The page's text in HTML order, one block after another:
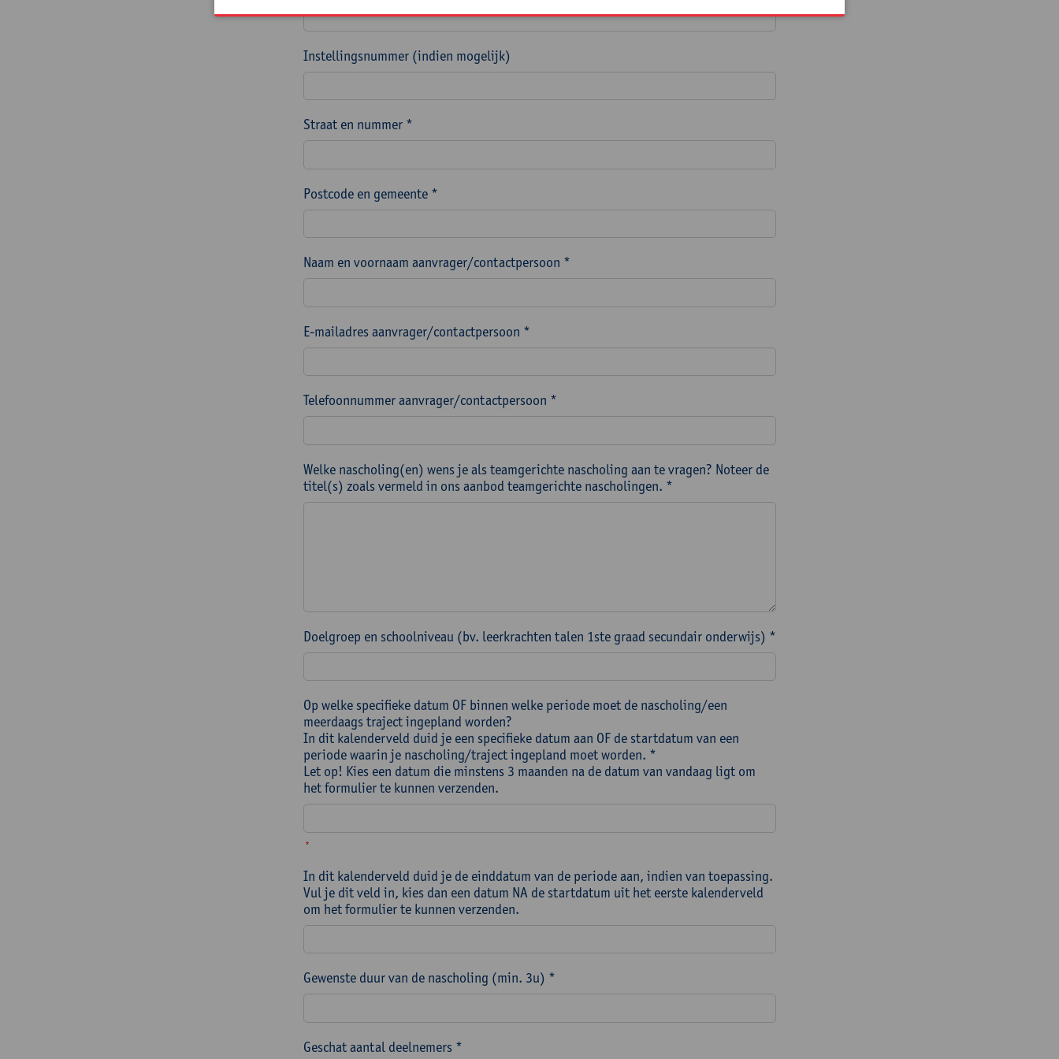
Instellingsnummer (indien mogelijk)
Straat en nummer *
Postcode en gemeente *
Naam en voornaam aanvrager/contactpersoon *
E-mailadres aanvrager/contactpersoon *
Telefoonnummer aanvrager/contactpersoon *
Welke nascholing(en) wens je als teamgerichte nascholing aan te vragen? Noteer de
titel(s) zoals vermeld in ons aanbod teamgerichte nascholingen. *
Doelgroep en schoolniveau (bv. leerkrachten talen 1ste graad secundair onderwijs) *
Op welke specifieke datum OF binnen welke periode moet de nascholing/een
meerdaags traject ingepland worden?
In dit kalenderveld duid je een specifieke datum aan OF de startdatum van een
periode waarin je nascholing/traject ingepland moet worden. *
Let op! Kies een datum die minstens 3 maanden na de datum van vandaag ligt om
het formulier te kunnen verzenden.
*
In dit kalenderveld duid je de einddatum van de periode aan, indien van toepassing.
Vul je dit veld in, kies dan een datum NA de startdatum uit het eerste kalenderveld
om het formulier te kunnen verzenden.
Gewenste duur van de nascholing (min. 3u) *
Geschat aantal deelnemers *